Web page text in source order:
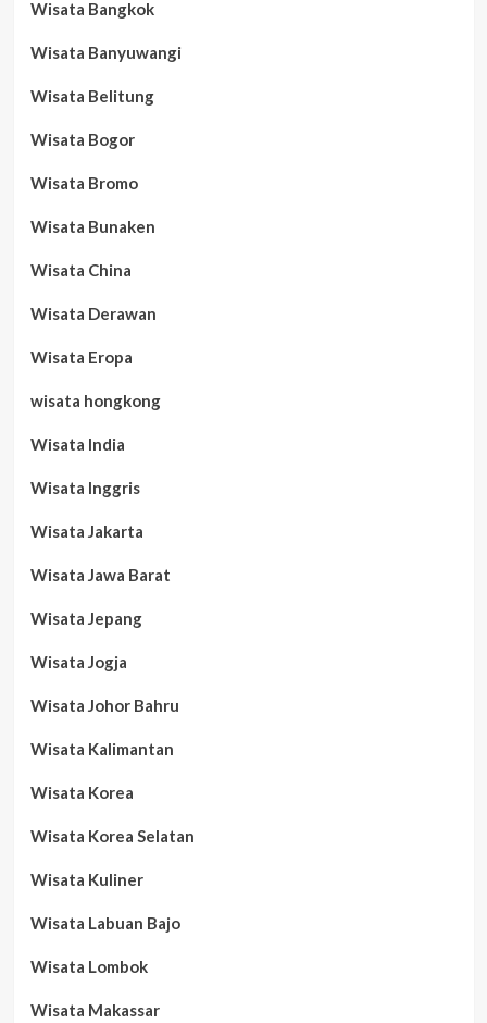
Wisata Bangkok
Wisata Banyuwangi
Wisata Belitung
Wisata Bogor
Wisata Bromo
Wisata Bunaken
Wisata China
Wisata Derawan
Wisata Eropa
wisata hongkong
Wisata India
Wisata Inggris
Wisata Jakarta
Wisata Jawa Barat
Wisata Jepang
Wisata Jogja
Wisata Johor Bahru
Wisata Kalimantan
Wisata Korea
Wisata Korea Selatan
Wisata Kuliner
Wisata Labuan Bajo
Wisata Lombok
Wisata Makassar